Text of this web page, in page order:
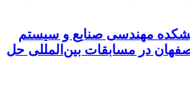
مهندسی صنایع و سیستم
در مسابقات بین‌المللی حل